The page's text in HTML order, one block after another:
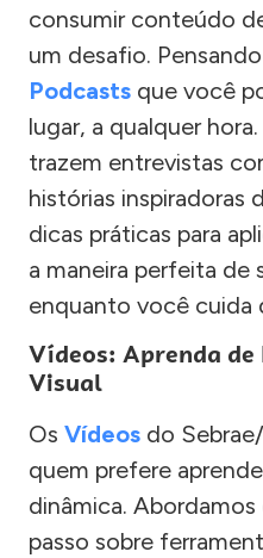
consumir conteúdo
um desafio.
Podcasts que você
lugar, a qualquer
trazem entrevistas
histórias inspiradoras
dicas práticas para
a maneira perfeita de
enquanto você cuida
Vídeos: Aprenda de
Visual
Os Vídeos do
quem prefere
dinâmica.
passo sobre